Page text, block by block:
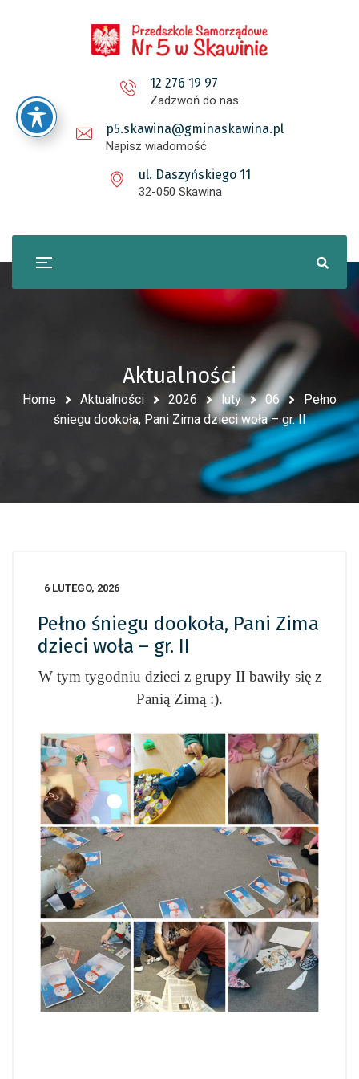
12 276 19 97
Zadzwoń do nas
p5.skawina@gminaskawina.pl
Napisz wiadomość
ul. Daszyńskiego 11
32-050 Skawina
Aktualności
Home Aktualności 2026 luty 06
Pełno
śniegu dookoła, Pani Zima dzieci woła – gr. II
6 LUTEGO, 2026
Pełno śniegu dookoła, Pani Zima
dzieci woła – gr. II
W tym tygodniu dzieci z grupy II bawiły się z
Panią Zimą :).